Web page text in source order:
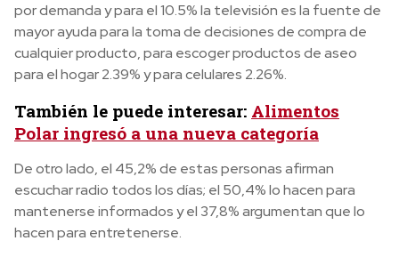
por demanda y para el 10.5% la televisión es la fuente de
mayor ayuda para la toma de decisiones de compra de
cualquier producto, para escoger productos de aseo
para el hogar 2.39% y para celulares 2.26%.
También le puede interesar: Alimentos
Polar ingresó a una nueva categoría
De otro lado, el 45,2% de estas personas afirman
escuchar radio todos los días; el 50,4% lo hacen para
mantenerse informados y el 37,8% argumentan que lo
hacen para entretenerse.